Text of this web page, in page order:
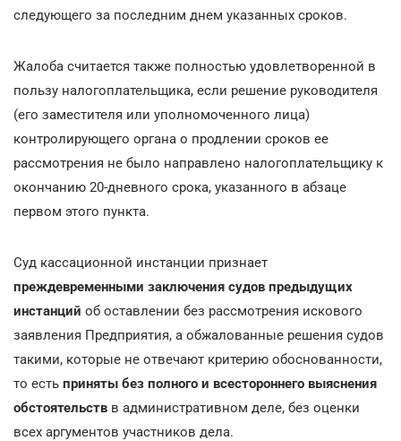
следующего за последним днем указанных сроков.
Жалоба считается также полностью удовлетворенной в
пользу налогоплательщика, если решение руководителя
(его заместителя или уполномоченного лица)
контролирующего органа о продлении сроков ее
рассмотрения не было направлено налогоплательщику к
окончанию 20-дневного срока, указанного в абзаце
первом этого пункта.
Суд кассационной инстанции признает
преждевременными заключения судов предыдущих
инстанций об оставлении без рассмотрения искового
заявления Предприятия, а обжалованные решения судов
такими, которые не отвечают критерию обоснованности,
то есть приняты без полного и всестороннего выяснения
обстоятельств в административном деле, без оценки
всех аргументов участников дела.